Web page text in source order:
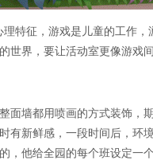
征，游戏是儿童的工作，
世界，要让活动室更像游戏
墙都用喷画的方式装饰，
有新鲜感，一段时间后，环
，他给全园的每个班设定一